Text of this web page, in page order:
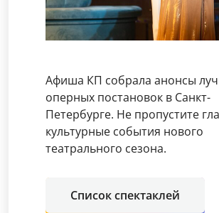
Афиша КП собрала анонсы
оперных постановок в Санкт-
Петербурге. Не пропустите
культурные события нового
театрального сезона.
Список спектаклей